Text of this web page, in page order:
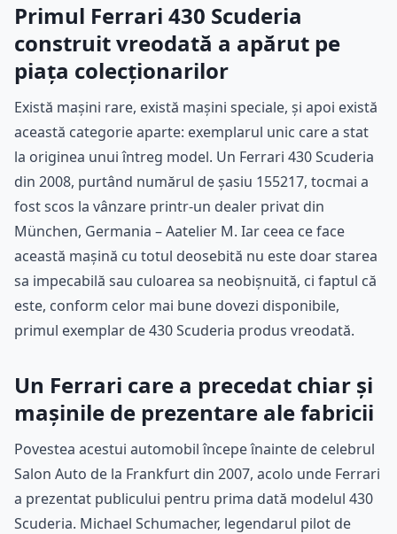
Primul Ferrari 430 Scuderia
construit vreodată a apărut pe
piața colecționarilor
Există mașini rare, există mașini speciale, și apoi există
această categorie aparte: exemplarul unic care a stat
la originea unui întreg model. Un Ferrari 430 Scuderia
din 2008, purtând numărul de șasiu 155217, tocmai a
fost scos la vânzare printr-un dealer privat din
München, Germania – Aatelier M. Iar ceea ce face
această mașină cu totul deosebită nu este doar starea
sa impecabilă sau culoarea sa neobișnuită, ci faptul că
este, conform celor mai bune dovezi disponibile,
primul exemplar de 430 Scuderia produs vreodată.
Un Ferrari care a precedat chiar și
mașinile de prezentare ale fabricii
Povestea acestui automobil începe înainte de celebrul
Salon Auto de la Frankfurt din 2007, acolo unde Ferrari
a prezentat publicului pentru prima dată modelul 430
Scuderia. Michael Schumacher, legendarul pilot de